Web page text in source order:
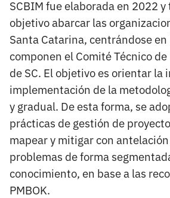
SCBIM fue elaborada en 2022
objetivo abarcar las
Santa Catarina, centrándose
componen el Comité Técnico
de SC. El objetivo es orientar la
implementación de la
y gradual. De esta forma, se
prácticas de gestión de
mapear y mitigar con
problemas de forma
conocimiento, en base a las
PMBOK.